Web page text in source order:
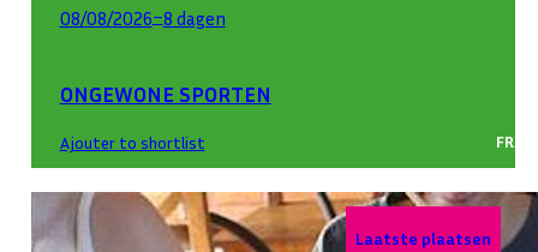
08/08/2026–8 dagen
ONGEWONE SPORTEN
Ajouter to shortlist
Laatste plaatsen